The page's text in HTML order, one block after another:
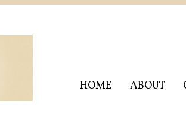
HOME ABOUT